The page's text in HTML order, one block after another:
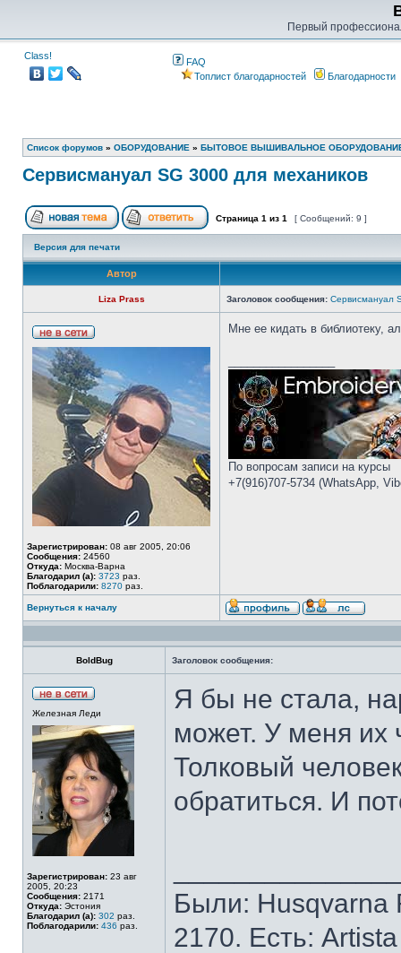
Первый
Class!
FAQ
Топлист благодарностей
Благодарности
Список форумов » ОБОРУДОВАНИЕ » БЫТОВОЕ ВЫШИВАЛЬНОЕ
Сервисмануал SG 3000 для механиков
Страница 1 из 1 [ Сообщений: 9 ]
Версия для печати
Автор
Liza Prass Заголовок сообщения: Сервисмануал
Зарегистрирован: 08 авг 2005, 20:06
Сообщения: 24560
Откуда: Москва-Варна
Благодарил (а): 3723 раз.
Поблагодарили: 8270 раз.
Мне ее кидать в библиотеку,
По вопросам записи на курсы
+7(916)707-5734 (WhatsApp,
Вернуться к началу
BoldBug Заголовок сообщения:
Железная Леди
Зарегистрирован: 23 авг
2005, 20:23
Сообщения: 2171
Откуда: Эстония
Благодарил (а): 302 раз.
Поблагодарили: 436 раз.
Я бы не стала,
может. У меня их
Толковый
обратиться. И
Были: Husqvarna
2170. Есть: